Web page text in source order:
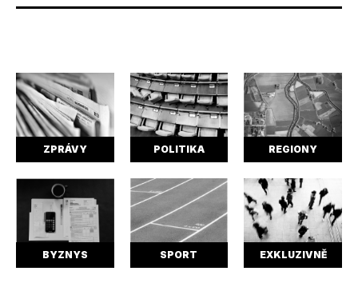
ZPRÁVY POLITIKA REGIONY
BYZNYS SPORT EXKLUZIVNĚ